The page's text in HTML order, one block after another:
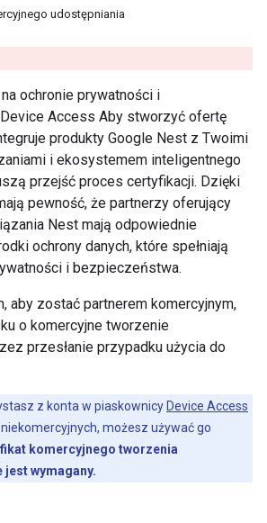
udostępniania
ochronie prywatności i
Access Aby stworzyć ofertę
produkty Google Nest z Twoimi
i ekosystemem inteligentnego
przejść proces certyfikacji. Dzięki
pewność, że partnerzy oferujący
Nest mają odpowiednie
ochrony danych, które spełniają
i bezpieczeństwa.
aby zostać partnerem komercyjnym,
o komercyjne tworzenie
przesłanie przypadku użycia do
z konta w piaskownicy Device Access
możesz używać go
komercyjnego tworzenia
wymagany.